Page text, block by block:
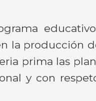
la producción
prima las
y con